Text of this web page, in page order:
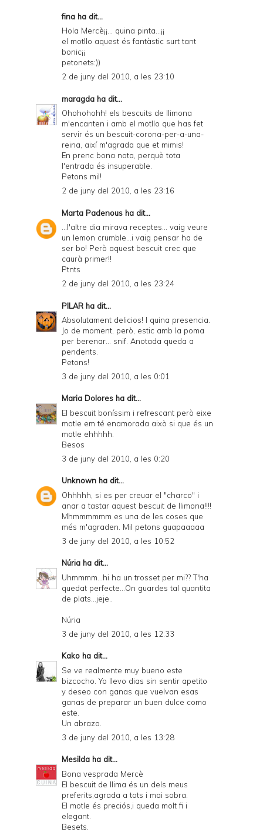
fina ha dit...
Hola Mercè¡¡... quina pinta...¡¡
el motllo aquest és fantàstic surt tant
bonic¡¡
petonets:))
2 de juny del 2010, a les 23:10
maragda ha dit...
Ohohohohh! els bescuits de llimona
m'encanten i amb el motllo que has fet
servir és un bescuit-corona-per-a-una-
reina, així m'agrada que et mimis!
En prenc bona nota, perquè tota
l'entrada és insuperable.
Petons mil!
2 de juny del 2010, a les 23:16
Marta Padenous ha dit...
...l'altre dia mirava receptes... vaig veure
un lemon crumble...i vaig pensar ha de
ser bo! Però aquest bescuit crec que
caurà primer!!
Ptnts
2 de juny del 2010, a les 23:24
PILAR ha dit...
Absolutament delicios! I quina presencia.
Jo de moment, però, estic amb la poma
per berenar... snif. Anotada queda a
pendents.
Petons!
3 de juny del 2010, a les 0:01
Maria Dolores ha dit...
El bescuit boníssim i refrescant però eixe
motle em té enamorada això si que és un
motle ehhhhh.
Besos
3 de juny del 2010, a les 0:20
Unknown ha dit...
Ohhhhh, si es per creuar el "charco" i
anar a tastar aquest bescuit de llimona!!!!
Mhmmmmmm es una de les coses que
més m'agraden. Mil petons guapaaaaa
3 de juny del 2010, a les 10:52
Núria ha dit...
Uhmmmm...hi ha un trosset per mi?? T'ha
quedat perfecte...On guardes tal quantita
de plats...jeje..
Núria
3 de juny del 2010, a les 12:33
Kako ha dit...
Se ve realmente muy bueno este
bizcocho. Yo llevo dias sin sentir apetito
y deseo con ganas que vuelvan esas
ganas de preparar un buen dulce como
este.
Un abrazo.
3 de juny del 2010, a les 13:28
Mesilda ha dit...
Bona vesprada Mercè
El bescuit de llima és un dels meus
preferits,agrada a tots i mai sobra.
El motle és preciós,i queda molt fi i
elegant.
Besets.